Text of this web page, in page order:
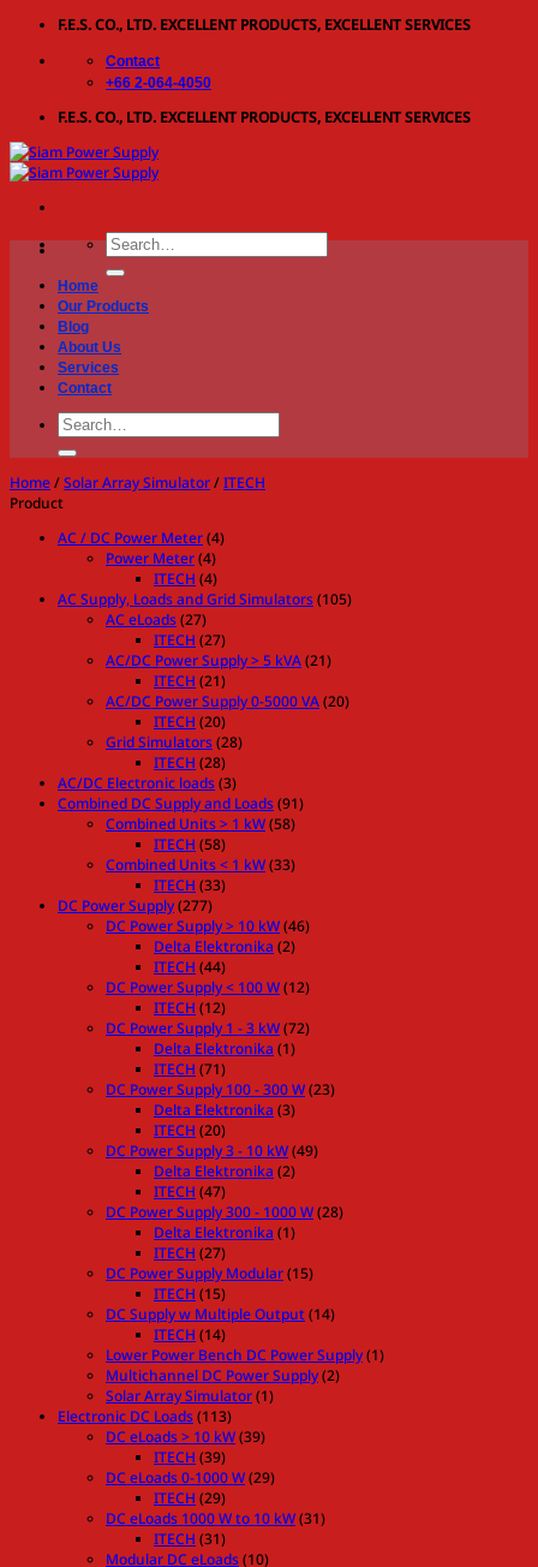
content
F.E.S. CO., LTD. EXCELLENT PRODUCTS, EXCELLENT SERVICES
Contact
+66 2-064-4050
F.E.S. CO., LTD. EXCELLENT PRODUCTS, EXCELLENT SERVICES
Search
for:
Home
Our Products
Blog
About Us
Services
Contact
Search
for:
Home/Solar Array Simulator/ITECH
Product
AC / DC Power Meter(4)
Power Meter(4)
ITECH (4)
AC Supply, Loads and Grid Simulators(105)
AC eLoads(27)
ITECH (27)
AC/DC Power Supply > 5 kVA(21)
ITECH (21)
AC/DC Power Supply 0-5000 VA(20)
ITECH (20)
Grid Simulators(28)
ITECH (28)
AC/DC Electronic loads(3)
Combined DC Supply and Loads(91)
Combined Units > 1 kW(58)
ITECH (58)
Combined Units < 1 kW(33)
ITECH (33)
DC Power Supply(277)
DC Power Supply > 10 kW(46)
Delta Elektronika (2)
ITECH (44)
DC Power Supply < 100 W(12)
ITECH (12)
DC Power Supply 1 - 3 kW(72)
Delta Elektronika (1)
ITECH (71)
DC Power Supply 100 - 300 W(23)
Delta Elektronika (3)
ITECH (20)
DC Power Supply 3 - 10 kW(49)
Delta Elektronika (2)
ITECH (47)
DC Power Supply 300 - 1000 W(28)
Delta Elektronika (1)
ITECH (27)
DC Power Supply Modular(15)
ITECH (15)
DC Supply w Multiple Output(14)
ITECH (14)
Lower Power Bench DC Power Supply(1)
Multichannel DC Power Supply(2)
Solar Array Simulator(1)
Electronic DC Loads(113)
DC eLoads > 10 kW(39)
ITECH (39)
DC eLoads 0-1000 W(29)
ITECH (29)
DC eLoads 1000 W to 10 kW(31)
ITECH (31)
Modular DC eLoads(10)